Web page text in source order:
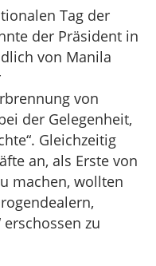
Tag der
der Präsident in
von Manila
von
der Gelegenheit,
Gleichzeitig
an, als Erste von
machen, wollten
zu